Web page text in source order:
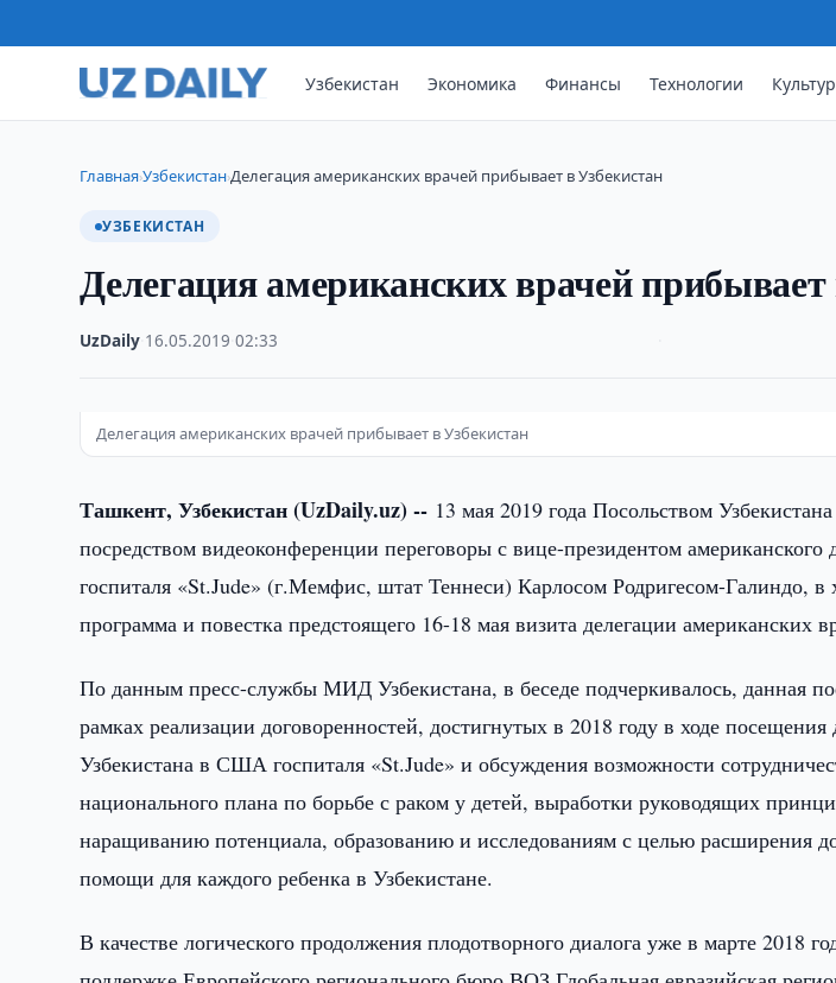
Узбекистан Экономика Финансы Технологии
Главная›Узбекистан›Делегация американских врачей прибывает в Узбекистан
УЗБЕКИСТАН
Делегация американских врачей прибывает
UzDaily 16.05.2019 ·02:33
Делегация американских врачей прибывает в Узбекистан
Ташкент, Узбекистан (UzDaily.uz) -- 13 мая 2019 года Посольством
посредством видеоконференции переговоры с вице-президентом американского
госпиталя «St.Jude» (г.Мемфис, штат Теннеси) Карлосом Родригесом-Галиндо, в
программа и повестка предстоящего 16-18 мая визита делегации американских
По данным пресс-службы МИД Узбекистана, в беседе подчеркивалось, данная
рамках реализации договоренностей, достигнутых в 2018 году в ходе посещения
Узбекистана в США госпиталя «St.Jude» и обсуждения возможности
национального плана по борьбе с раком у детей, выработки руководящих
наращиванию потенциала, образованию и исследованиям с целью расширения
помощи для каждого ребенка в Узбекистане.
В качестве логического продолжения плодотворного диалога уже в марте 2018